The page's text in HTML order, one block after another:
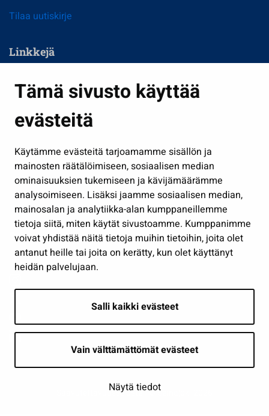
Tämä sivusto käyttää
evästeitä
Käytämme evästeitä tarjoamamme sisällön ja
mainosten räätälöimiseen, sosiaalisen median
ominaisuuksien tukemiseen ja kävijämäärämme
analysoimiseen. Lisäksi jaamme sosiaalisen median,
mainosalan ja analytiikka-alan kumppaneillemme
tietoja siitä, miten käytät sivustoamme. Kumppanimme
voivat yhdistää näitä tietoja muihin tietoihin, joita olet
antanut heille tai joita on kerätty, kun olet käyttänyt
heidän palvelujaan.
Salli kaikki evästeet
Vain välttämättömät evästeet
Näytä tiedot
Tilaa uutiskirje
Linkkejä
Kasvatus ja opetus
Kulttuuri ja liikunta
Työ ja yrittäminen
Osallistu ja asioi
Näytä omat evästeasetukseni
Seuraa meitä
Saavutettavuusseloste | © Seinäjoki 2026